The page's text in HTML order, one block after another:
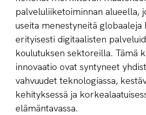
palveluliiketoiminnan alueella,
useita menestyneitä globaaleja
erityisesti digitaalisten
koulutuksen sektoreilla. Tämä
innovaatio ovat syntyneet
vahvuudet teknologiassa,
kehityksessä ja
elämäntavassa.